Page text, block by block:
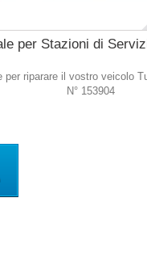
per Stazioni di
per riparare il vostro veicolo
N° 153904